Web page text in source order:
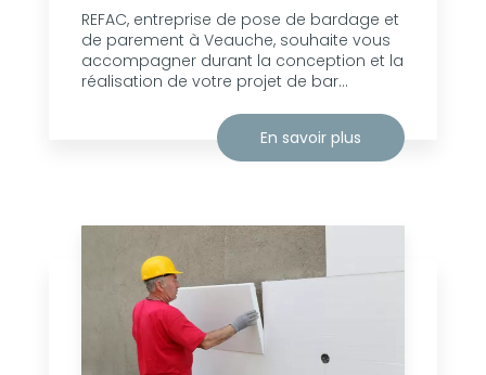
REFAC, entreprise de pose de bardage et
de parement à Veauche, souhaite vous
accompagner durant la conception et la
réalisation de votre projet de bar...
En savoir plus